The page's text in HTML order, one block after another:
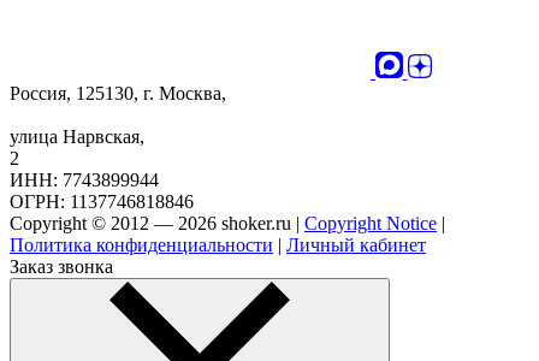
Россия, 125130, г. Москва,
улица Нарвская,
2
ИНН: 7743899944
ОГРН: 1137746818846
Copyright © 2012 — 2026 shoker.ru | Copyright Notice |
Политика конфиденциальности | Личный кабинет
Заказ звонка